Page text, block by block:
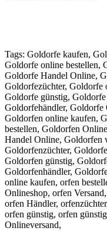
Tags: Goldorfe kaufen,
Goldorfe online bestellen,
Goldorfe Handel Online,
Goldorfezüchter, Goldorfe
Goldorfe günstig,
Goldorfehändler, Goldorfe
Goldorfen online kaufen,
bestellen, Goldorfen
Handel Online, Goldorfen
Goldorfenzüchter,
Goldorfen günstig,
Goldorfenhändler,
online kaufen, orfen
Onlineshop, orfen
orfen Händler,
orfen günstig, orfen
Onlineversand,